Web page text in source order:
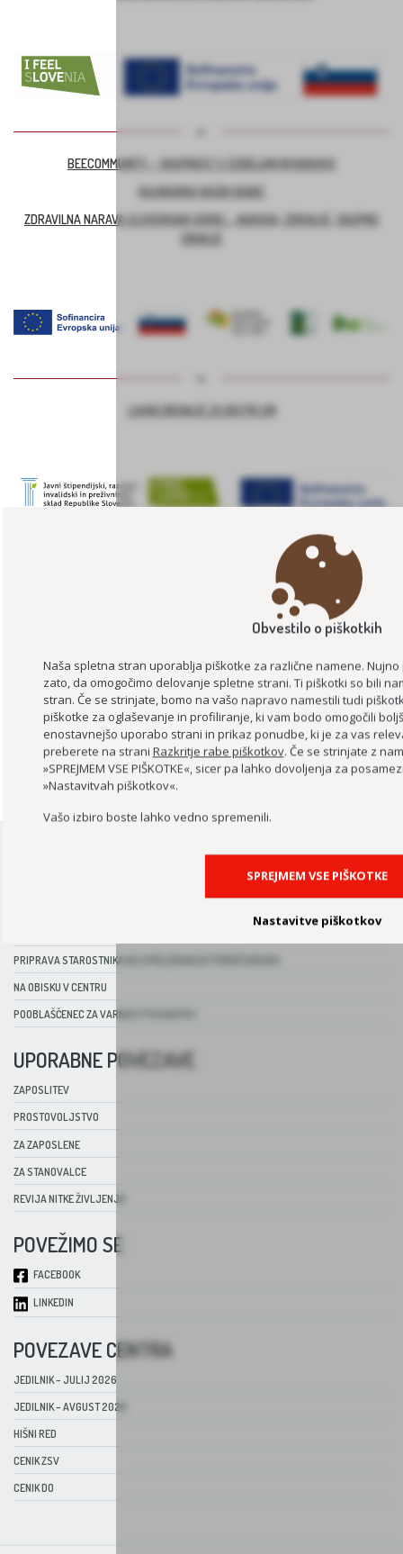
BEECOMMUNITY – SKUPNOST S ČEBELAMI IN NARAVO
KULINARIKA NAŠIH BABIC
ZDRAVILNA NARAVA SLOVENSKIH GORIC – NARAVA, ZDRAVJE, SKUPNO
ZNANJE
LAHKO BRANJE ZA BISTRI UM
PODPORA PODJETJEM ZA PODALJŠEVANJE DELOVNE AKTIVNOSTI –
ZDRAVSTVENO NEGOVALNA ENOTA
UPORABNE INFORMACIJE
PRIPRAVA STAROSTNIKA NA SPREJEMANJE POMOČI DRUGIH
NA OBISKU V CENTRU
POOBLAŠČENEC ZA VARNOST PACIENTOV
UPORABNE POVEZAVE
ZAPOSLITEV
PROSTOVOLJSTVO
ZA ZAPOSLENE
ZA STANOVALCE
REVIJA NITKE ŽIVLJENJA
POVEŽIMO SE
FACEBOOK
LINKEDIN
POVEZAVE CENTRA
JEDILNIK – JULIJ 2026
JEDILNIK – AVGUST 2026
HIŠNI RED
CENIK ZSV
CENIK DO
Obvestilo o piškotkih
Naša spletna stran uporablja piškotke za različne namene.
zato, da omogočimo delovanje spletne strani. Ti piškotki so bili
stran. Če se strinjate, bomo na vašo napravo namestili tudi
piškotke za oglaševanje in profiliranje, ki vam bodo omogočili
enostavnejšo uporabo strani in prikaz ponudbe, ki je za vas
preberete na strani Razkritje rabe piškotkov. Če se strinjate z
»SPREJMEM VSE PIŠKOTKE«, sicer pa lahko dovoljenja za
»Nastavitvah piškotkov«.
Vašo izbiro boste lahko vedno spremenili.
SPREJMEM VSE PIŠKOTKE
Nastavitve piškotkov